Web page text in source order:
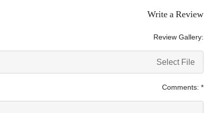
Write a Review
Review Gallery:
Select File
Comments: *